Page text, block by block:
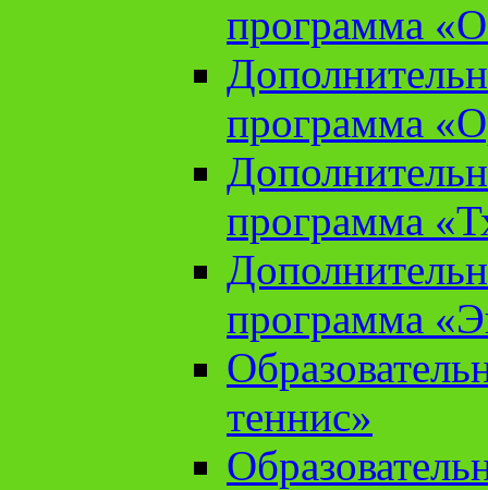
программа
программа
программа
программа
теннис»